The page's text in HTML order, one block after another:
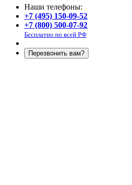
Наши телефоны:
+7 (495) 150-09-52
+7 (800) 500-07-92
Бесплатно по всей РФ
Перезвонить вам?